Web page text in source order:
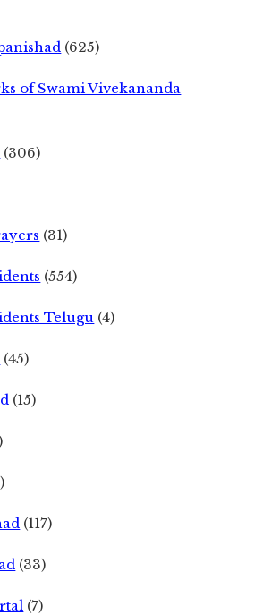
(625)
of Swami Vivekananda
(306)
(31)
(554)
Telugu (4)
(45)
(15)
(117)
(33)
(7)